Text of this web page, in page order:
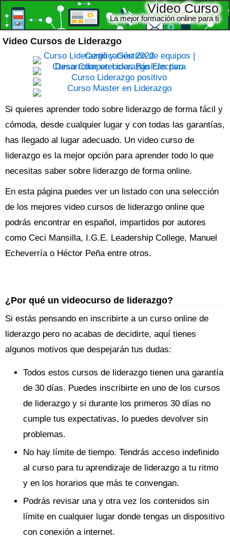
Video Cursos de Liderazgo
Video Curso
La mejor formación online para ti
Si quieres aprender todo sobre liderazgo de forma fácil y
cómoda, desde cualquier lugar y con todas las garantías,
has llegado al lugar adecuado. Un video curso de
liderazgo es la mejor opción para aprender todo lo que
necesitas saber sobre liderazgo de forma online.
En esta página puedes ver un listado con una selección
de los mejores video cursos de liderazgo online que
podrás encontrar en español, impartidos por autores
como Ceci Mansilla, I.G.E. Leadership College, Manuel
Echeverría o Héctor Peña entre otros.
¿Por qué un videocurso de liderazgo?
Si estás pensando en inscribirte a un curso online de
liderazgo pero no acabas de decidirte, aquí tienes
algunos motivos que despejarán tus dudas:
Todos estos cursos de liderazgo tienen una garantía
de 30 días. Puedes inscribirte en uno de los cursos
de liderazgo y si durante los primeros 30 días no
cumple tus expectativas, lo puedes devolver sin
problemas.
No hay límite de tiempo. Tendrás acceso indefinido
al curso para tu aprendizaje de liderazgo a tu ritmo
y en los horarios que más te convengan.
Podrás revisar una y otra vez los contenidos sin
límite en cualquier lugar donde tengas un dispositivo
con conexión a internet.